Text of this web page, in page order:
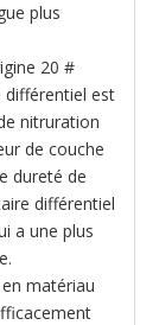
plus
20 #
différentiel est
nitruration
de couche
dureté de
différentiel
a une plus
matériau